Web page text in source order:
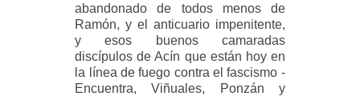
abandonado de todos menos de
Ramón, y el anticuario impenitente,
y esos buenos camaradas
discípulos de Acín que están hoy en
la línea de fuego contra el fascismo -
Encuentra, Viñuales, Ponzán y